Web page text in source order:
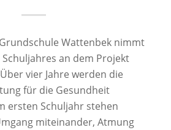
Wattenbek nimmt
an dem Projekt
vier Jahre werden die
für die Gesundheit
ersten Schuljahr stehen
miteinander, Atmung